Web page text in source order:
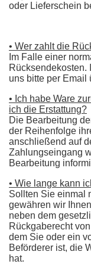
oder Lieferschein
• Wer zahlt die
Im Falle einer
Rücksendekosten.
uns bitte per Email
• Ich habe Ware
ich die Erstattung?
Die Bearbeitung
der Reihenfolge
anschließend auf
Zahlungseingang
Bearbeitung
• Wie lange kann
Sollten Sie einmal
gewähren wir
neben dem
Rückgaberecht
dem Sie oder ein
Beförderer ist, die
hat.